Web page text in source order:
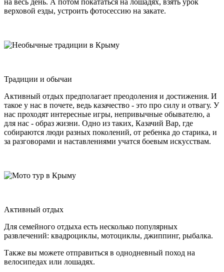
верховой езды, устроить фотосессию на закате.
Традиции и обычаи
Активный отдых предполагает преодоления и достижения. И
такое у нас в почете, ведь казачество - это про силу и отвагу. У
нас проходят интересные игры, непривычные обывателю, а
для нас - образ жизни. Одно из таких, Казачий Вар, где
собираются люди разных поколений, от ребенка до старика, и
за разговорами и наставлениями учатся боевым искусствам.
Активный отдых
Для семейного отдыха есть несколько популярных
развлечений: квадроциклы, мотоциклы, джиппинг, рыбалка.
Также вы можете отправиться в однодневный поход на
велосипедах или лошадях.